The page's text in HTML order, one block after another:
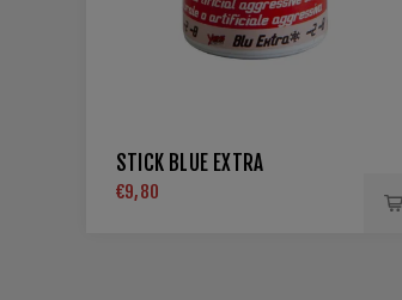
STICK BLUE EXTRA
€9,80